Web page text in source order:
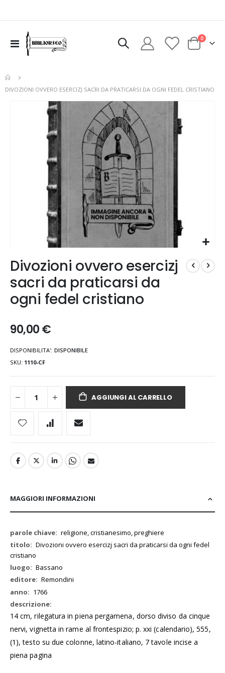
Toggle
Nav
Cart
0elementi
DIVOZIONI OVVERO ESERCIZJ SACRI DA PRATICARSI DA OGNI FEDEL CRISTIANO
all'inizio
della
galleria
di
immagini
Divozioni ovvero esercizj
sacri da praticarsi da
ogni fedel cristiano
90,00 €
DISPONIBILITA': DISPONIBILE
SKU 1110-CF
AGGIUNGI AL CARRELLO
MAGGIORI INFORMAZIONI
Maggiori
Informazioni
religione, cristianesimo, preghiere
Divozioni ovvero esercizj sacri da praticarsi da ogni fedel
cristiano
Bassano
Remondini
1766
14 cm, rilegatura in piena pergamena, dorso diviso da cinque
nervi, vignetta in rame al frontespizio; p. xxi (calendario), 555,
(1), testo su due colonne, latino-italiano, 7 tavole incise a
piena pagina